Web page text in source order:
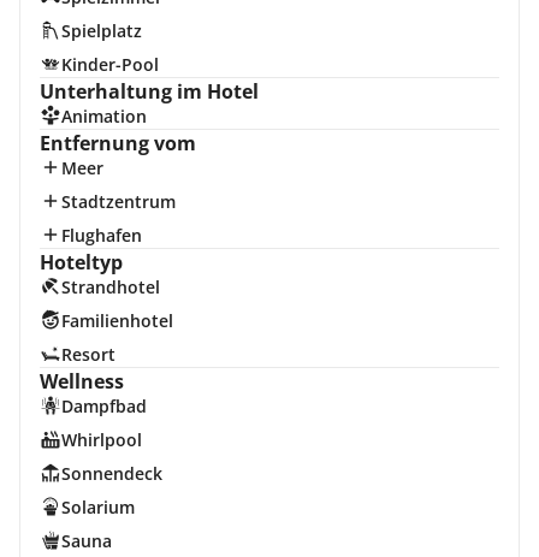
Spielplatz
Kinder-Pool
Unterhaltung im Hotel
Animation
Entfernung vom
Meer
Stadtzentrum
Flughafen
Hoteltyp
Strandhotel
Familienhotel
Resort
Wellness
Dampfbad
Whirlpool
Sonnendeck
Solarium
Sauna